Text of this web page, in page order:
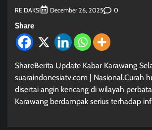
RE DAKSI December 26, 2025 0
Share
ShareBerita Update Kabar Karawang
suaraindonesiatv.com | Nasional.Curah
disertai angin kencang di wilayah
Karawang berdampak serius terhadap